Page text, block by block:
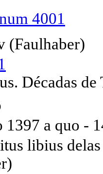
4001
(Faulhaber)
Décadas
1397 a quo -
libius